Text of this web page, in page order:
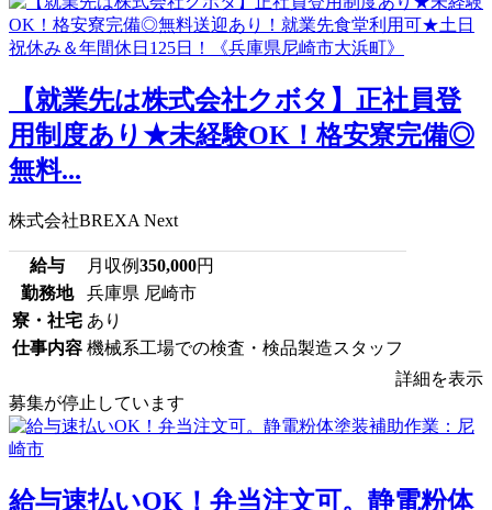
【就業先は株式会社クボタ】正社員登
用制度あり★未経験OK！格安寮完備◎
無料...
株式会社BREXA Next
給与 月収例350,000円
勤務地
兵庫県 尼崎市
寮・社宅 あり
仕事内容 機械系工場での検査・検品製造スタッフ
詳細を表示
募集が停止しています
給与速払いOK！弁当注文可。静電粉体